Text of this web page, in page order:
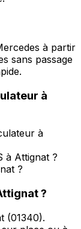
à partir
sans passage
à
à
à Attignat ?
?
?
(01340).